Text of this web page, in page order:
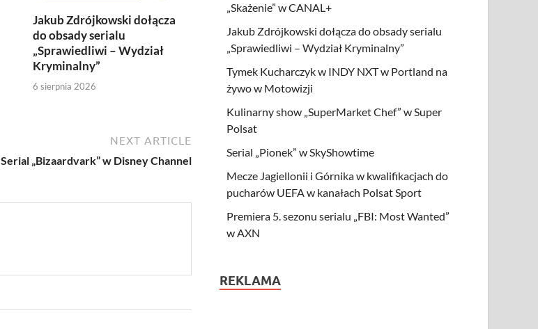
Jakub Zdrójkowski dołącza
do obsady serialu
„Sprawiedliwi – Wydział
Kryminalny”
6 sierpnia 2026
NEXT ARTICLE
Serial „Bizaardvark” w Disney Channel
„Skażenie” w CANAL+
Jakub Zdrójkowski dołącza do obsady serialu
„Sprawiedliwi – Wydział Kryminalny”
Tymek Kucharczyk w INDY NXT w Portland na
żywo w Motowizji
Kulinarny show „SuperMarket Chef” w Super
Polsat
Serial „Pionek” w SkyShowtime
Mecze Jagiellonii i Górnika w kwalifikacjach do
pucharów UEFA w kanałach Polsat Sport
Premiera 5. sezonu serialu „FBI: Most Wanted”
w AXN
REKLAMA